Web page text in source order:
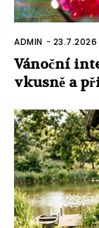
ADMIN - 23.7.2026
Vánoční
vkusně a